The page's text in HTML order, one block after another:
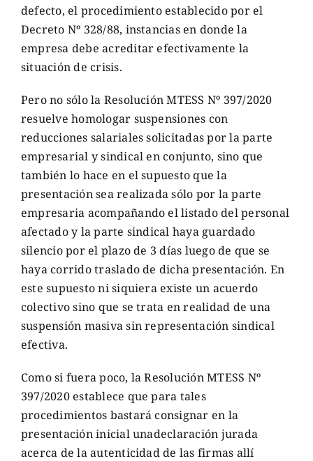
defecto, el procedimiento establecido por el
Decreto Nº 328/88, instancias en donde la
empresa debe acreditar efectivamente la
situación de crisis.
Pero no sólo la Resolución MTESS Nº 397/2020
resuelve homologar suspensiones con
reducciones salariales solicitadas por la parte
empresarial y sindical en conjunto, sino que
también lo hace en el supuesto que la
presentación sea realizada sólo por la parte
empresaria acompañando el listado del personal
afectado y la parte sindical haya guardado
silencio por el plazo de 3 días luego de que se
haya corrido traslado de dicha presentación. En
este supuesto ni siquiera existe un acuerdo
colectivo sino que se trata en realidad de una
suspensión masiva sin representación sindical
efectiva.
Como si fuera poco, la Resolución MTESS Nº
397/2020 establece que para tales
procedimientos bastará consignar en la
presentación inicial unadeclaración jurada
acerca de la autenticidad de las firmas allí